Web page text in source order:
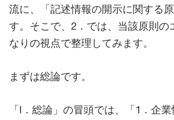
流に、「記述情報の開示に関する
す。そこで、2．では、当該原則の
なりの視点で整理してみます。
まずは総論です。
「I．総論」の冒頭では、「1．企